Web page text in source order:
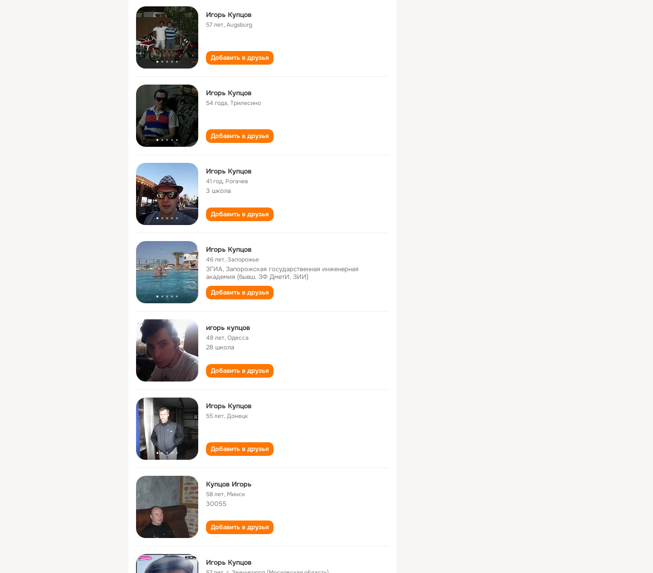
Игорь Купцов
57 лет,Augsburg
Добавить в друзья
Игорь Купцов
54 года,Трилесино
Добавить в друзья
Игорь Купцов
41 год, Рогачев
3 школа
Добавить в друзья
Игорь Купцов
46 лет,Запорожье
ЗГИА, Запорожская государственная инженерная
академия (бывш. ЗФ ДметИ, ЗИИ)
Добавить в друзья
игорь купцов
48 лет,Одесса
28 школа
Добавить в друзья
Игорь Купцов
55 лет,Донецк
Добавить в друзья
Купцов Игорь
58 лет, Минск
30055
Добавить в друзья
Игорь Купцов